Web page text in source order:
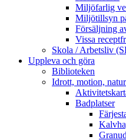
Miljöfarlig
Miljötillsyn
Försäljning
Vissa
Skola / Arbetsliv
Uppleva och göra
Biblioteken
Idrott, motion,
Badplatser